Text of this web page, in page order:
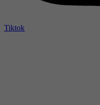
Tiktok